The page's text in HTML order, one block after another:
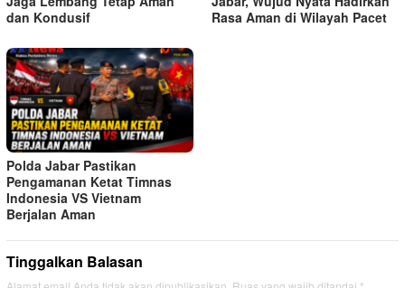
dan Kondusif
Rasa Aman di Wilayah Pacet
Polda Jabar Pastikan
Pengamanan Ketat Timnas
Indonesia VS Vietnam
Berjalan Aman
Tinggalkan Balasan